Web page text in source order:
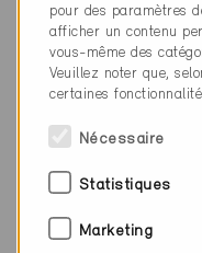
(rénovation totale en
1999)
Après rénovation
(remplacement du
chauffage seulement)
Avant rénovation
(rénovation totale en
1999)
pour des paramètres
afficher un contenu
vous-même des
Veuillez noter que,
certaines
Nécessaire
Statistiques
Marketing